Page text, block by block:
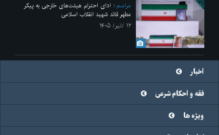
مراسم
ادای احترام هیئت‌های خارجی به پیکر
مطهر قائد شهید انقلاب اسلامی
۱۲ /تیر/ ۱۴۰۵
اخبار
فقه و احکام شرعی
ویژه ها